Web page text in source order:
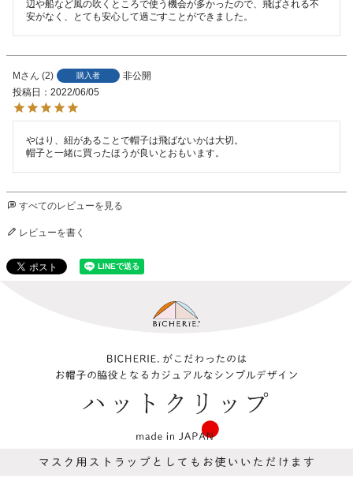
辺や船など風の吹くところで使う機会が多かったので、飛ばされる不
安がなく、とても安心して過ごすことができました。
M 2 購入者
非公開
投稿日
2022/06/05
やはり、紐があることで帽子は飛ばないかは大切。
帽子と一緒に買ったほうが良いとおもいます。
すべてのレビューを見る
レビューを書く